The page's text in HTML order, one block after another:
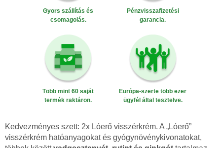
Gyors szállítás és
csomagolás.
Pénzvisszafizetési
garancia.
Több mint 60 saját
termék raktáron.
Európa-szerte több ezer
ügyfél által tesztelve.
Kedvezményes szett: 2x Lóerő visszérkrém. A „Lóerő”
visszérkrém hatóanyagokat és gyógynövénykivonatokat,